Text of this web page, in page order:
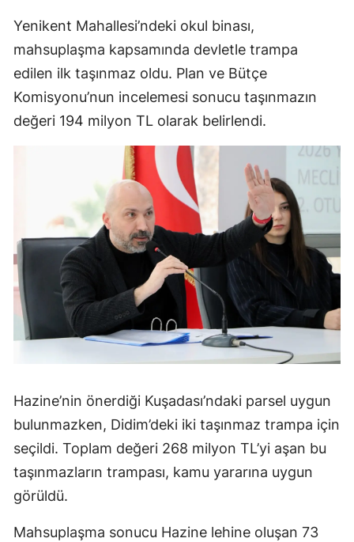
Yenikent Mahallesi’ndeki okul binası,
mahsuplaşma kapsamında devletle trampa
edilen ilk taşınmaz oldu. Plan ve Bütçe
Komisyonu’nun incelemesi sonucu taşınmazın
değeri 194 milyon TL olarak belirlendi.
Hazine’nin önerdiği Kuşadası’ndaki parsel uygun
bulunmazken, Didim’deki iki taşınmaz trampa için
seçildi. Toplam değeri 268 milyon TL’yi aşan bu
taşınmazların trampası, kamu yararına uygun
görüldü.
Mahsuplaşma sonucu Hazine lehine oluşan 73